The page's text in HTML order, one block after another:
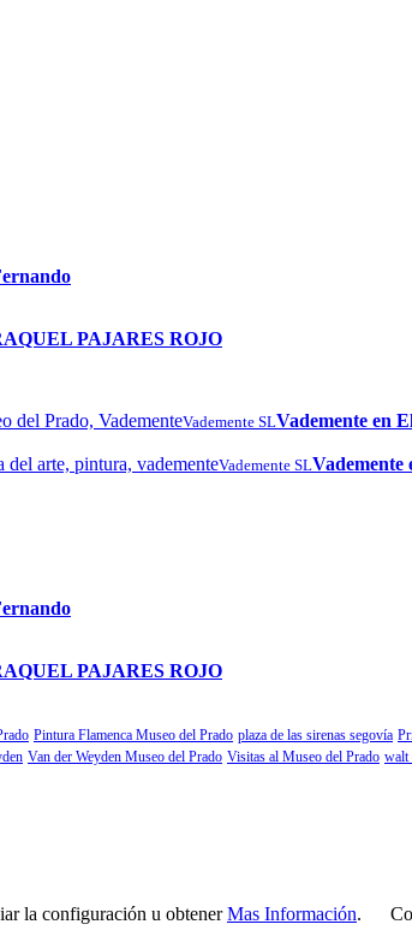
PAJARES ROJO
Vademente SLVademente en
Vademente SLVademente
PAJARES ROJO
Pintura Flamenca Museo del Prado plaza de las sirenas segovía
Van der Weyden Museo del Prado Visitas al Museo del Prado walt
la configuración u obtenerMas Información.